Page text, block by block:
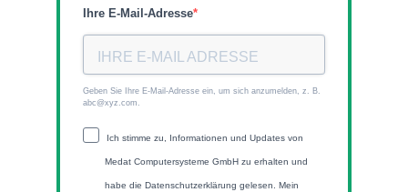
Ihre E-Mail-Adresse
Geben Sie Ihre E-Mail-Adresse ein, um sich anzumelden, z. B.
abc@xyz.com.
Ich stimme zu, Informationen und Updates von
Medat Computersysteme GmbH zu erhalten und
habe die Datenschutzerklärung gelesen. Mein